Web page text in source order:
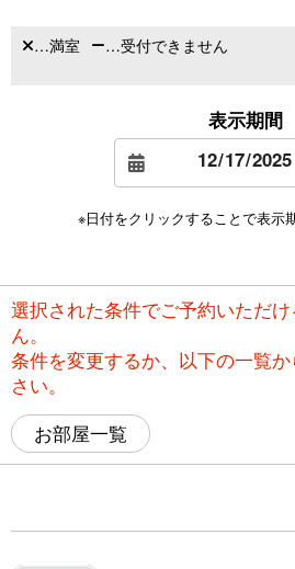
…満室 …受付できません
表示期間
※日付をクリックすることで表示
選択された条件でご予約いただ
ん。
条件を変更するか、以下の一覧
さい。
お部屋一覧